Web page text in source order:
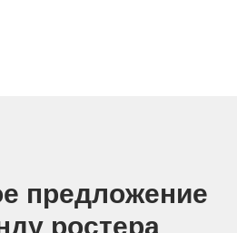
предложение
ростера